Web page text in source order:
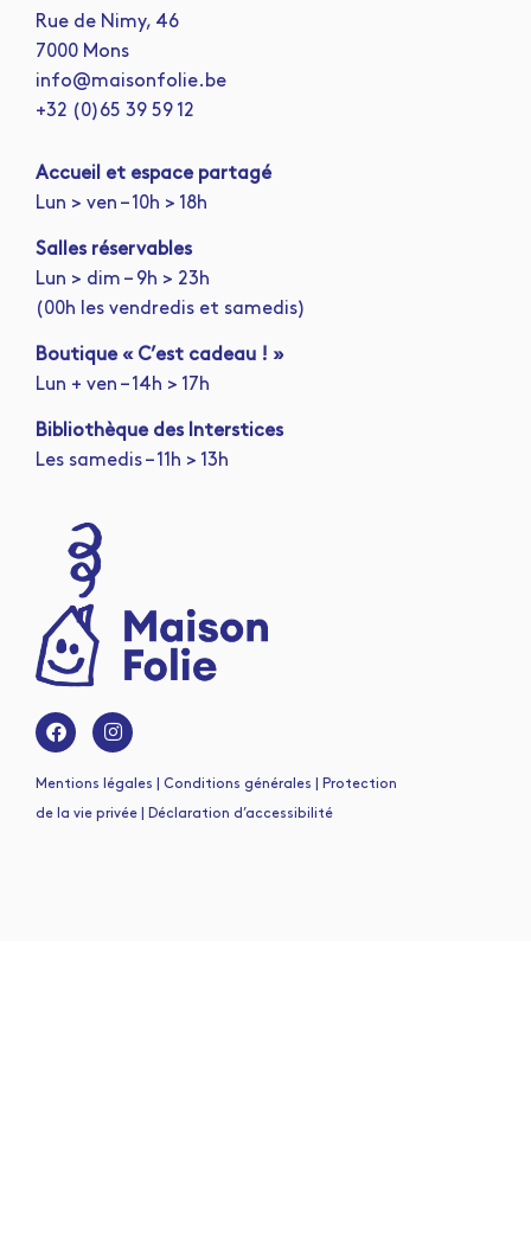
Rue de Nimy, 46
7000 Mons
info@maisonfolie.be
+32 (0)65 39 59 12
Accueil et espace partagé
Lun > ven – 10h > 18h
Salles réservables
Lun > dim – 9h > 23h
(00h les vendredis et samedis)
Boutique « C’est cadeau ! »
Lun + ven – 14h > 17h
Bibliothèque des Interstices
Les samedis – 11h > 13h
Mentions légales | Conditions générales | Protection
de la vie privée | Déclaration d’accessibilité